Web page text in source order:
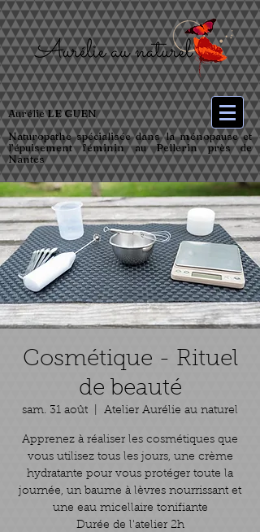
Aurélie LE GUEN
Naturopathe spécialisée dans la ménopause et
l’épuisement féminin au Pellerin près de
Nantes
Cosmétique - Rituel
de beauté
sam. 31 août
  |
Atelier Aurélie au naturel
Apprenez à réaliser les cosmétiques que
vous utilisez tous les jours, une crème
hydratante pour vous protéger toute la
journée, un baume à lèvres nourrissant et
une eau micellaire tonifiante
Durée de l'atelier 2h